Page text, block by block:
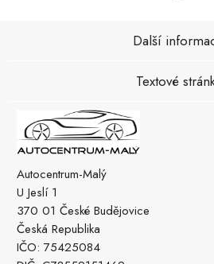
Autocentrum-Malý
U Jeslí 1
370 01 České Budějovice
Česká Republika
IČO: 75425084
Další
Textové